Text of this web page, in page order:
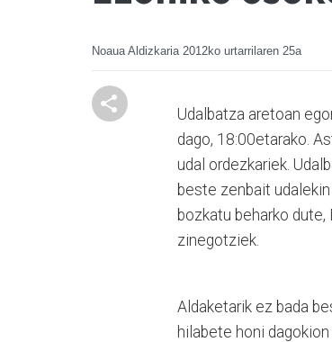
Noaua Aldizkaria 2012ko urtarrilaren 25a
Udalbatza aretoan
dago, 18:00etarako.
udal ordezkariek.
beste zenbait
bozkatu beharko dute,
zinegotziek.
Aldaketarik ez bada
hilabete honi